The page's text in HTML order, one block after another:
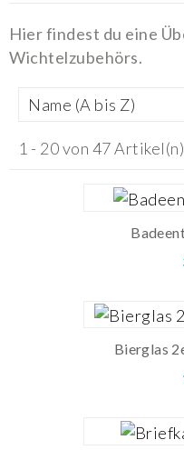
Hier findest du eine
Wichtelzubehörs.
Name (A bis Z)
1 - 20 von 47 Artikel(n)
Bierglas